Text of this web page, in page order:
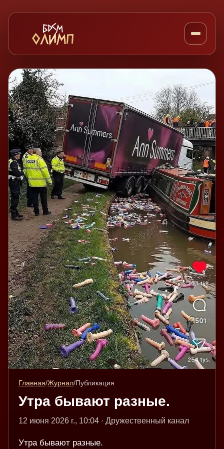
Главная/Журнал/Публикация
Утра бывают разные.
12 июня 2026 г., 10:04 · Дружественный канал
Утра бывают разные.